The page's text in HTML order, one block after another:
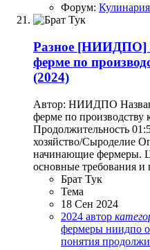
Форум: Кулинария
Разное [НИИДПО]
ферме по
(2024)
Автор: НИИДПО
ферме по производству
Продолжительность
хозяйство/Сыроделие
начинающие фермеры.
основные требования и
Брат Тук
Тема
18 Сен 2024
2024 автор
фермеры ниидпо
понятия